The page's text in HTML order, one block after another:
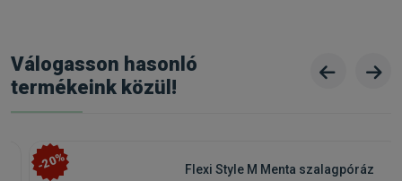
Válogasson hasonló
termékeink közül!
-20%
Flexi Style M Menta szalagpóráz